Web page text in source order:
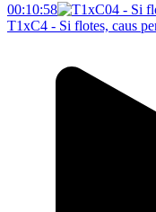
00:10:58
T1xC4 - Si flotes, caus